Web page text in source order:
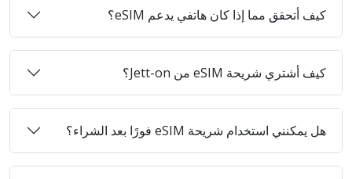
كيف أتحقق مما إذا كان هاتفي يدعم eSIM؟
كيف أشتري شريحة eSIM من Jett-on؟
هل يمكنني استخدام شريحة eSIM فورًا بعد الشراء؟